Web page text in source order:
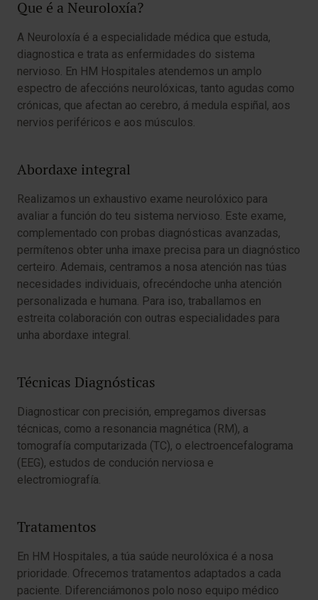
Que é a Neuroloxía?
A Neuroloxía é a especialidade médica que estuda,
diagnostica e trata as enfermidades do sistema
nervioso. En HM Hospitales atendemos un amplo
espectro de afeccións neurolóxicas, tanto agudas como
crónicas, que afectan ao cerebro, á medula espiñal, aos
nervios periféricos e aos músculos.
Abordaxe integral
Realizamos un exhaustivo exame neurolóxico para
avaliar a función do teu sistema nervioso. Este exame,
complementado con probas diagnósticas avanzadas,
permítenos obter unha imaxe precisa para un diagnóstico
certeiro. Ademais, centramos a nosa atención nas túas
necesidades individuais, ofrecéndoche unha atención
personalizada e humana. Para iso, traballamos en
estreita colaboración con outras especialidades para
unha abordaxe integral.
Técnicas Diagnósticas
Diagnosticar con precisión, empregamos diversas
técnicas, como a resonancia magnética (RM), a
tomografía computarizada (TC), o electroencefalograma
(EEG), estudos de condución nerviosa e
electromiografía.
Tratamentos
En HM Hospitales, a túa saúde neurolóxica é a nosa
prioridade. Ofrecemos tratamentos adaptados a cada
paciente. Diferenciámonos polo noso equipo médico